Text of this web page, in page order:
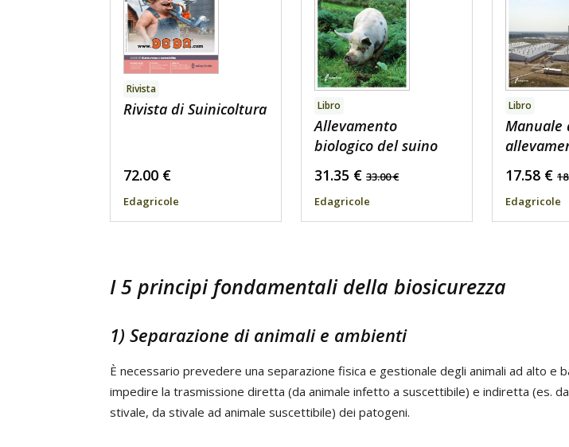
Rivista
Rivista di Suinicoltura
72.00 €
Edagricole
Libro
Allevamento
biologico del suino
31.35 € 33.00€
Edagricole
Libro
Manuale
17.58 €
Edagricole
I 5 principi fondamentali della biosicurezza
1) Separazione di animali e ambienti
È necessario prevedere una separazione fisica e gestionale degli animali ad alto e
impedire la trasmissione diretta (da animale infetto a suscettibile) e indiretta (es.
stivale, da stivale ad animale suscettibile) dei patogeni.